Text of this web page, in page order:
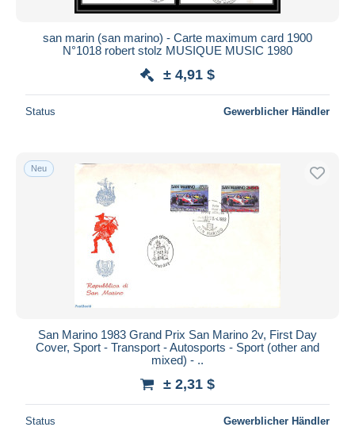
Bancontact
Maestro
Gesamte Auswahl aufheben
Wohnsitz des Verkäufers
Übernehmen
san marin (san marino) - Carte maximum card 1900
N°1018 robert stolz MUSIQUE MUSIC 1980
± 4,91 $
Status Gewerblicher Händler
Neu
San Marino 1983 Grand Prix San Marino 2v, First Day
Cover, Sport - Transport - Autosports - Sport (other and
mixed) - ..
± 2,31 $
Status Gewerblicher Händler